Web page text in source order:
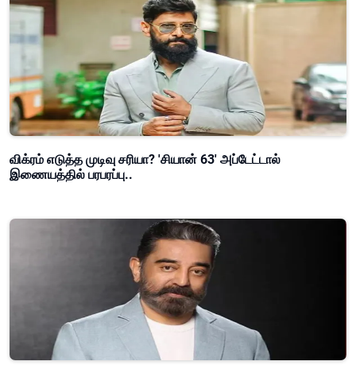
விக்ரம் எடுத்த முடிவு சரியா? 'சியான் 63' அப்டேட்டால்
இணையத்தில் பரபரப்பு..